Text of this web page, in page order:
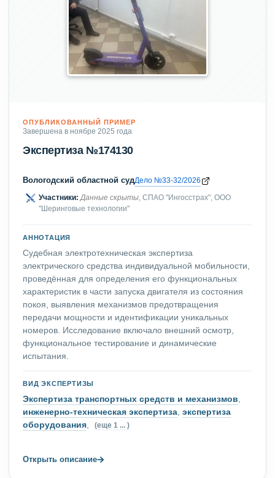
ОПУБЛИКОВАННЫЙ ПРИМЕР
Завершена в ноябре 2025 года
Экспертиза №174130
Вологодский областной судДело №33-32/2026
Участники: Данные скрыты, СПАО "Ингосстрах", ООО
"Шеринговые технологии"
АННОТАЦИЯ
Судебная электротехническая экспертиза
электрического средства индивидуальной мобильности,
проведённая для определения его функциональных
характеристик в части запуска двигателя из состояния
покоя, выявления механизмов предотвращения
передачи мощности и идентификации уникальных
номеров. Исследование включало внешний осмотр,
функциональное тестирование и динамические
испытания.
ВИД ЭКСПЕРТИЗЫ
Экспертиза транспортных средств и механизмов,
инженерно-техническая экспертиза, экспертиза
оборудования, (еще 1 ... )
Открыть описание→